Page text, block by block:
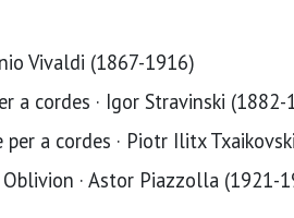
Vivaldi (1867-1916)
a cordes · Igor Stravinski (1882-
per a cordes · Piotr Ilitx
· Astor Piazzolla (1921-